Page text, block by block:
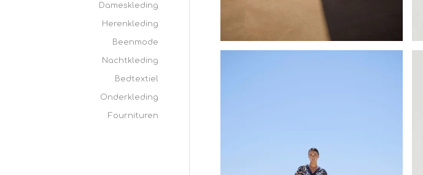
Batida
Dameskleding
Herenkleding
Beenmode
Nachtkleding
Bedtextiel
Onderkleding
Fournituren